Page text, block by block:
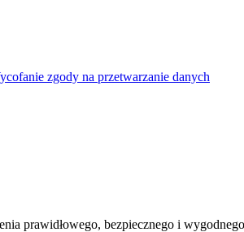
zgody na przetwarzanie danych
prawidłowego, bezpiecznego i